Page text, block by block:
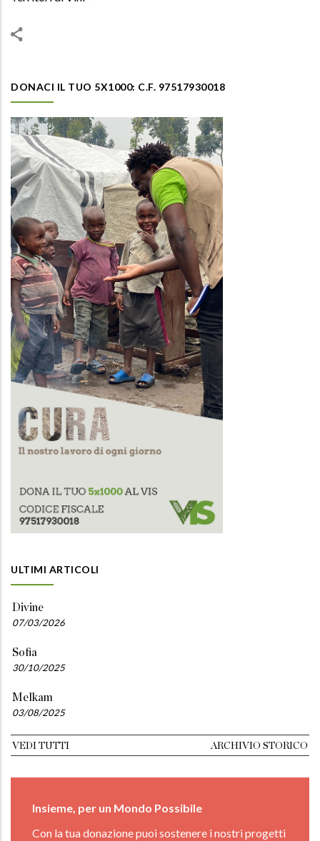
DONACI IL TUO 5X1000: C.F. 97517930018
ULTIMI ARTICOLI
Divine
07/03/2026
Sofia
30/10/2025
Melkam
03/08/2025
VEDI TUTTI ARCHIVIO STORICO
Insieme, per un Mondo Possibile
Con la tua donazione puoi sostenere i nostri progetti